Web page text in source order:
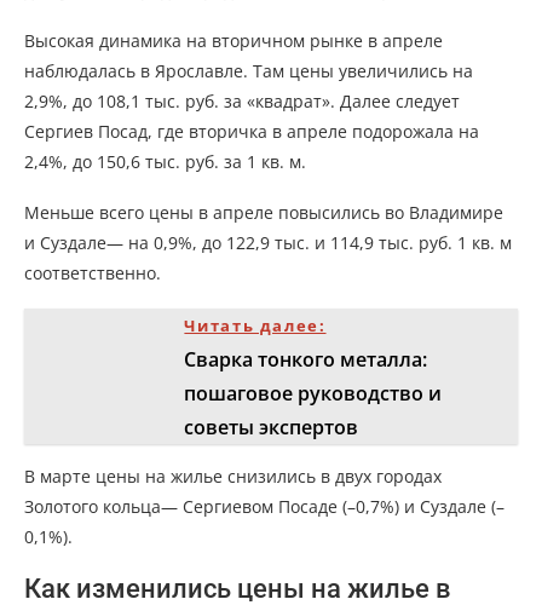
Высокая динамика на вторичном рынке в апреле
наблюдалась в Ярославле. Там цены увеличились на
2,9%, до 108,1 тыс. руб. за «квадрат». Далее следует
Сергиев Посад, где вторичка в апреле подорожала на
2,4%, до 150,6 тыс. руб. за 1 кв. м.
Меньше всего цены в апреле повысились во Владимире
и Суздале— на 0,9%, до 122,9 тыс. и 114,9 тыс. руб. 1 кв. м
соответственно.
Читать далее:
Сварка тонкого металла:
пошаговое руководство и
советы экспертов
В марте цены на жилье снизились в двух городах
Золотого кольца— Сергиевом Посаде (–0,7%) и Суздале (–
0,1%).
Как изменились цены на жилье в